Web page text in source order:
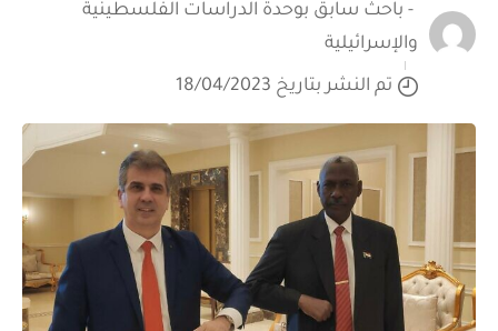
- باحث سابق بوحدة الدراسات الفلسطينية
والإسرائيلية
تم النشر بتاريخ 18/04/2023